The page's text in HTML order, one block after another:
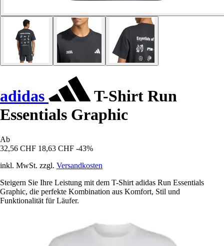
adidas
T-Shirt Run
Essentials Graphic
Ab
32,56 CHF 18,63 CHF -43%
inkl. MwSt. zzgl. Versandkosten
Steigern Sie Ihre Leistung mit dem T-Shirt adidas Run Essentials
Graphic, die perfekte Kombination aus Komfort, Stil und
Funktionalität für Läufer.